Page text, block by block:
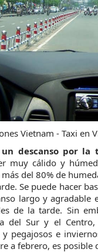
un descanso por la
muy cálido y
más del 80% de
Se puede hacer
largo y agradable
de la tarde. Sin
del Sur y el
y pegajosos e
a febrero, es posible